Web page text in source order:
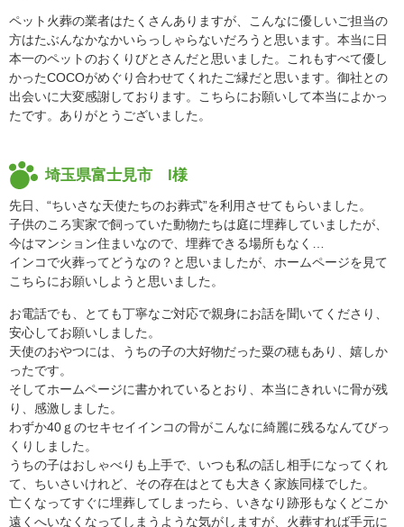
ペット火葬の業者はたくさんありますが、こんなに優しいご担当の
方はたぶんなかなかいらっしゃらないだろうと思います。本当に日
本一のペットのおくりびとさんだと思いました。これもすべて優し
かったCOCOがめぐり合わせてくれたご縁だと思います。御社との
出会いに大変感謝しております。こちらにお願いして本当によかっ
たです。ありがとうございました。
埼玉県富士見市 I様
先日、“ちいさな天使たちのお葬式”を利用させてもらいました。
子供のころ実家で飼っていた動物たちは庭に埋葬していましたが、
今はマンション住まいなので、埋葬できる場所もなく…
インコで火葬ってどうなの？と思いましたが、ホームページを見て
こちらにお願いしようと思いました。
お電話でも、とても丁寧なご対応で親身にお話を聞いてくださり、
安心してお願いしました。
天使のおやつには、うちの子の大好物だった粟の穂もあり、嬉しか
ったです。
そしてホームページに書かれているとおり、本当にきれいに骨が残
り、感激しました。
わずか40ｇのセキセイインコの骨がこんなに綺麗に残るなんてびっ
くりしました。
うちの子はおしゃべりも上手で、いつも私の話し相手になってくれ
て、ちいさいけれど、その存在はとても大きく家族同様でした。
亡くなってすぐに埋葬してしまったら、いきなり跡形もなくどこか
遠くへいなくなってしまうような気がしますが、火葬すれば手元に